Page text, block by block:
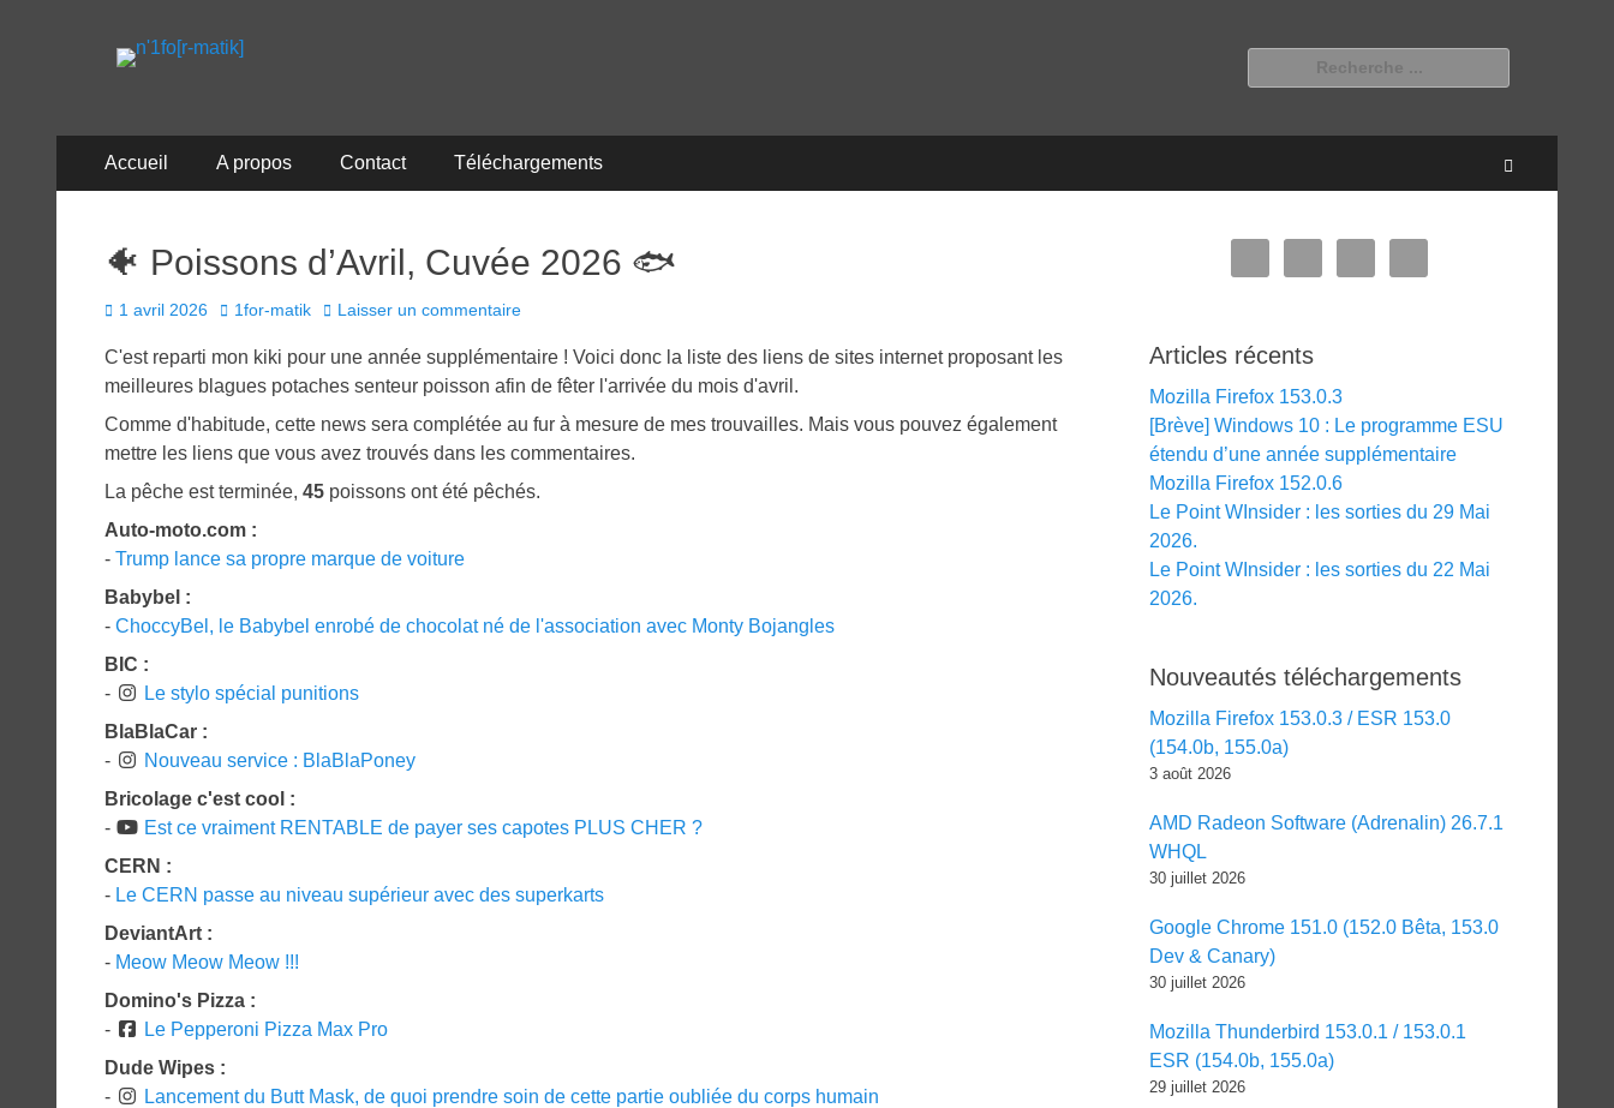
n'1fo[r-matik]
Pour les nymphos d'infos en info…
Menu
principal
Accueil A propos Contact Téléchargements
🐠 Poissons d’Avril, Cuvée 2026 🐟
Posted
1 avril 2026 Author
1for-matik Laisser un commentaire
C'est reparti mon kiki pour une année supplémentaire ! Voici donc la liste des liens de sites internet proposant les
meilleures blagues potaches senteur poisson afin de fêter l'arrivée du mois d'avril.
Comme d'habitude, cette news sera complétée au fur à mesure de mes trouvailles. Mais vous pouvez également
mettre les liens que vous avez trouvés dans les commentaires.
La pêche est terminée, 45 poissons ont été pêchés.
Auto-moto.com :
- Trump lance sa propre marque de voiture
Babybel :
- ChoccyBel, le Babybel enrobé de chocolat né de l'association avec Monty Bojangles
BIC :
-
Le stylo spécial punitions
BlaBlaCar :
-
Nouveau service : BlaBlaPoney
Bricolage c'est cool :
-
Est ce vraiment RENTABLE de payer ses capotes PLUS CHER ?
CERN :
- Le CERN passe au niveau supérieur avec des superkarts
DeviantArt :
- Meow Meow Meow !!!
Domino's Pizza :
-
Le Pepperoni Pizza Max Pro
Dude Wipes :
-
Lancement du Butt Mask, de quoi prendre soin de cette partie oubliée du corps humain
Articles récents
Mozilla Firefox 153.0.3
[Brève] Windows 10 : Le programme ESU
étendu d’une année supplémentaire
Mozilla Firefox 152.0.6
Le Point WInsider : les sorties du 29 Mai
2026.
Le Point WInsider : les sorties du 22 Mai
2026.
Nouveautés téléchargements
Mozilla Firefox 153.0.3 / ESR 153.0
(154.0b, 155.0a)
3 août 2026
AMD Radeon Software (Adrenalin) 26.7.1
WHQL
30 juillet 2026
Google Chrome 151.0 (152.0 Bêta, 153.0
Dev & Canary)
30 juillet 2026
Mozilla Thunderbird 153.0.1 / 153.0.1
ESR (154.0b, 155.0a)
29 juillet 2026